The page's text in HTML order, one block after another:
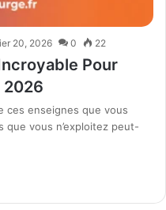
20, 2026 0 22
Pour
2026
ces enseignes que vous
que vous n’exploitez peut-